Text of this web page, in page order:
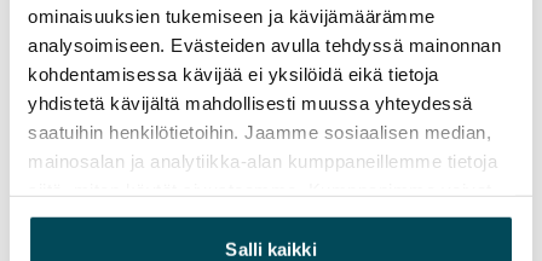
ominaisuuksien tukemiseen ja kävijämäärämme
analysoimiseen. Evästeiden avulla tehdyssä mainonnan
kohdentamisessa kävijää ei yksilöidä eikä tietoja
yhdistetä kävijältä mahdollisesti muussa yhteydessä
saatuihin henkilötietoihin. Jaamme sosiaalisen median,
mainosalan ja analytiikka-alan kumppaneillemme tietoja
yhdistää näitä tietoja muihin tietoihin, joita olet antanut
heille tai joita on kerätty, kun olet käyttänyt heidän
Salli kaikki